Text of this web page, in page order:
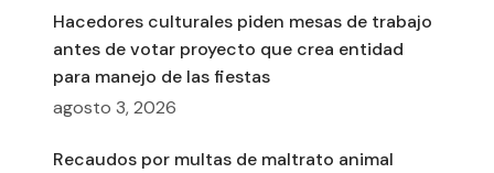
Hacedores culturales piden mesas de trabajo
antes de votar proyecto que crea entidad
para manejo de las fiestas
agosto 3, 2026
Recaudos por multas de maltrato animal